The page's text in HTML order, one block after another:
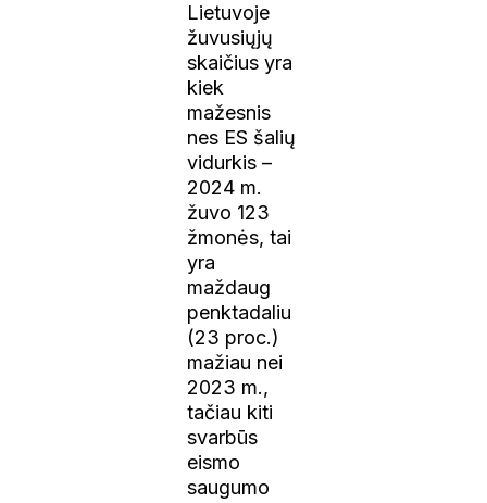
Lietuvoje
žuvusiųjų
skaičius yra
kiek
mažesnis
nes ES šalių
vidurkis –
2024 m.
žuvo 123
žmonės, tai
yra
maždaug
penktadaliu
(23 proc.)
mažiau nei
2023 m.,
tačiau kiti
svarbūs
eismo
saugumo